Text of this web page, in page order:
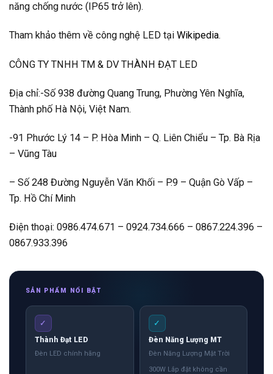
năng chống nước (IP65 trở lên).
Tham khảo thêm về công nghệ LED tại Wikipedia.
CÔNG TY TNHH TM & DV THÀNH ĐẠT LED
Địa chỉ:-Số 938 đường Quang Trung, Phường Yên Nghĩa,
Thành phố Hà Nội, Việt Nam.
-91 Phước Lý 14 – P. Hòa Minh – Q. Liên Chiểu – Tp. Bà Rịa
– Vũng Tàu
– Số 248 Đường Nguyễn Văn Khối – P.9 – Quận Gò Vấp –
Tp. Hồ Chí Minh
Điện thoại: 0986.474.671 – 0924.734.666 – 0867.224.396 –
0867.933.396
SẢN PHẨM NỔI BẬT
✓
Thành Đạt LED
Đèn LED chính hãng
✓
Đèn Năng Lượng MT
Đèn Năng Lượng Mặt Trời
300W Lắp đặt không cần